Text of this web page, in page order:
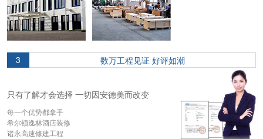
3 数万工程见证 好评如潮
只有了解才会选择 一切因安德美而改变
每一个优势都拿手
希尔顿逸林酒店装修
诸永高速修建工程